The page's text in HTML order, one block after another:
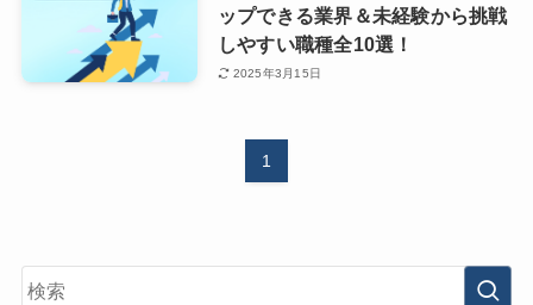
ップできる業界＆未経験から挑戦
しやすい職種全10選！
2025年3月15日
1